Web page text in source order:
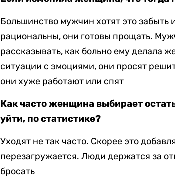
Большинство мужчин хотят это забыть
рациональны, они готовы прощать.
рассказывать, как больно ему делала
ситуации с эмоциями, они просят
они хуже работают или спят
Как часто женщина выбирает
уйти, по статистике?
Уходят не так часто. Скорее это
перезагружается. Люди держатся за
бросать